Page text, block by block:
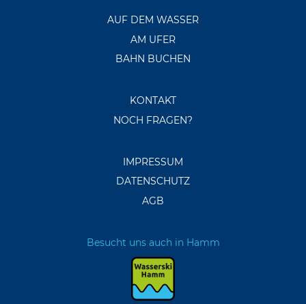
AUF DEM WASSER
AM UFER
BAHN BUCHEN
KONTAKT
NOCH FRAGEN?
IMPRESSUM
DATENSCHUTZ
AGB
Besucht uns auch in Hamm